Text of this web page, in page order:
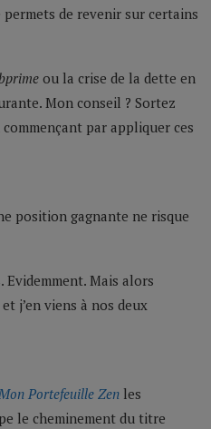
permets de revenir sur certains
ou la crise de la dette en
Mon conseil ? Sortez
par appliquer ces
position gagnante ne risque
Evidemment. Mais alors
j’en viens à nos deux
Portefeuille Zen les
le cheminement du titre